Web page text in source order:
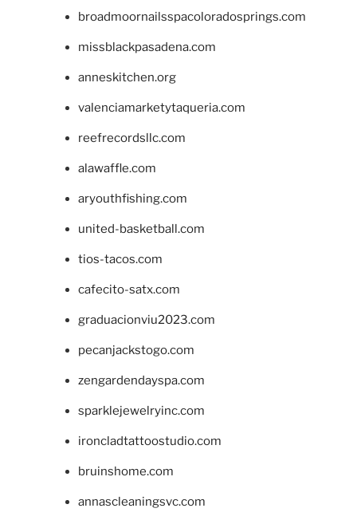
broadmoornailsspacoloradosprings.com
missblackpasadena.com
anneskitchen.org
valenciamarketytaqueria.com
reefrecordsllc.com
alawaffle.com
aryouthfishing.com
united-basketball.com
tios-tacos.com
cafecito-satx.com
graduacionviu2023.com
pecanjackstogo.com
zengardendayspa.com
sparklejewelryinc.com
ironcladtattoostudio.com
bruinshome.com
annascleaningsvc.com